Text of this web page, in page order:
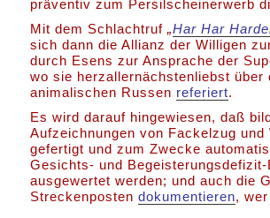
präventiv zum Persilscheinerwerb
Mit dem Schlachtruf„Har Har
sich dann die Allianz der Willigen
durch Esens zur Ansprache der
wo sie herzallernächstenliebst über
animalischen Russen referiert.
Es wird darauf hingewiesen, daß
Aufzeichnungen von Fackelzug und
gefertigt und zum Zwecke
Gesichts- und Begeisterungsdefizit-
ausgewertet werden; und auch die
Streckenpostendokumentieren,